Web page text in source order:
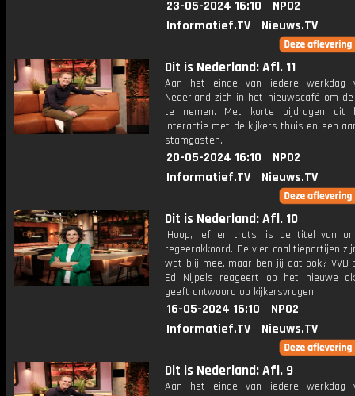
23-05-2024 16:10
NPO2
Informatief.TV
Nieuws.TV
Dit is Nederland: Afl. 11
Aan het einde van iedere werkdag
Nederland zich in het nieuwscafé om
te nemen. Met korte bijdragen uit
interactie met de kijkers thuis en een
stamgasten.
20-05-2024 16:10
NPO2
Informatief.TV
Nieuws.TV
Dit is Nederland: Afl. 10
'Hoop, lef en trots' is de titel van
regeerakkoord. De vier coalitiepartijen
wat blij mee, maar ben jij dat ook?
Ed Nijpels reageert op het nieuwe
geeft antwoord op kijkersvragen.
16-05-2024 16:10
NPO2
Informatief.TV
Nieuws.TV
Dit is Nederland: Afl. 9
Aan het einde van iedere werkdag